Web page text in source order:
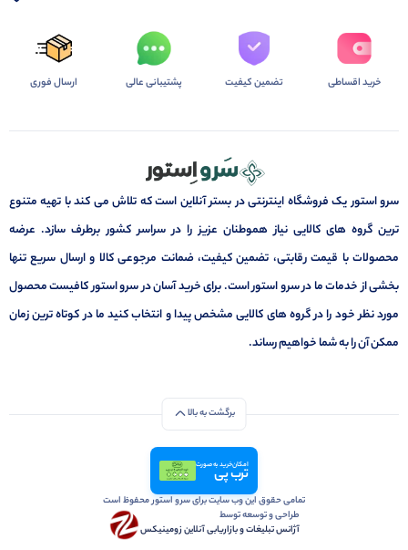
خرید اقساطی تضمین کیفیت پشتیبانی عالی ارسال فوری
سرو استور یک فروشگاه اینترنتی در بستر آنلاین است که تلاش می کند با تهیه متنوع
ترین گروه های کالایی نیاز هموطنان عزیز را در سراسر کشور برطرف سازد. عرضه
محصولات با قیمت رقابتی، تضمین کیفیت، ضمانت مرجوعی کالا و ارسال سریع تنها
بخشی از خدمات ما در سرو استور است. برای خرید آسان در سرو استور کافیست محصول
مورد نظر خود را در گروه های کالایی مشخص پیدا و انتخاب کنید ما در کوتاه ترین زمان
ممکن آن را به شما خواهیم رساند.
برگشت به بالا
امکان خرید به صورت
ترب پی
تمامی حقوق این وب سایت برای سرو استور محفوظ است
طراحی و توسعه توسط
آژانس تبلیغات و بازاریابی آنلاین زومینیکس